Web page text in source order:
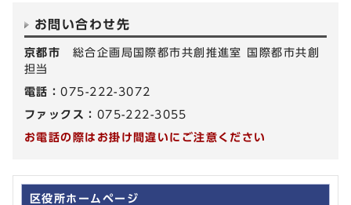
お問い合わせ先
京都市 総合企画局国際都市共創推進室 国際都市共創
担当
電話：075-222-3072
ファックス： 075-222-3055
お電話の際はお掛け間違いにご注意ください
区役所ホームページ